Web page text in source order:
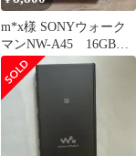
m*x様 SONYウォーク
マンNW-A45 16GB
動作良好 美品